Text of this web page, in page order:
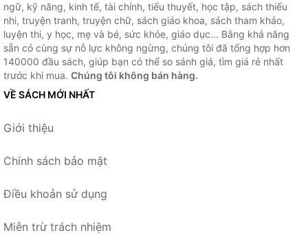
ngữ, kỹ năng, kinh tế, tài chính, tiểu thuyết, học tập, sách thiếu
nhi, truyện tranh, truyện chữ, sách giáo khoa, sách tham khảo,
luyện thi, y học, mẹ và bé, sức khỏe, giáo dục... Bằng khả năng
sẵn có cùng sự nỗ lực không ngừng, chúng tôi đã tổng hợp hơn
140000 đầu sách, giúp bạn có thể so sánh giá, tìm giá rẻ nhất
trước khi mua. Chúng tôi không bán hàng.
VỀ SÁCH MỚI NHẤT
Giới thiệu
Chính sách bảo mật
Điều khoản sử dụng
Miễn trừ trách nhiệm